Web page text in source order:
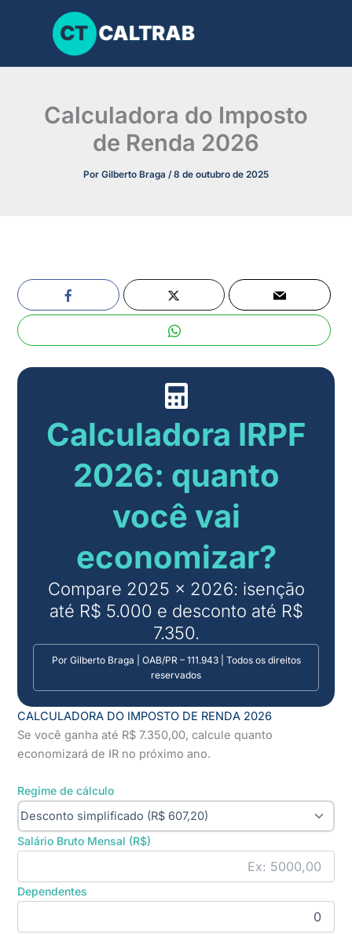
conteúdo
Calculadora do Imposto
de Renda 2026
Por Gilberto Braga /8 de outubro de 2025
Calculadora IRPF
2026: quanto
você vai
economizar?
Compare 2025 × 2026: isenção
até R$ 5.000 e desconto até R$
7.350.
Por Gilberto Braga | OAB/PR – 111.943 | Todos os direitos
reservados
CALCULADORA DO IMPOSTO DE RENDA 2026
Se você ganha até R$ 7.350,00, calcule quanto
economizará de IR no próximo ano.
Regime de cálculo
Salário Bruto Mensal (R$)
Dependentes